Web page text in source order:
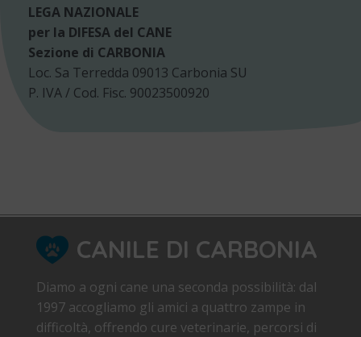
LEGA NAZIONALE
per la DIFESA del CANE
Sezione di CARBONIA
Loc. Sa Terredda 09013 Carbonia SU
P. IVA / Cod. Fisc. 90023500920
CANILE DI CARBONIA
Diamo a ogni cane una seconda possibilità: dal
1997 accogliamo gli amici a quattro zampe in
difficoltà, offrendo cure veterinarie, percorsi di